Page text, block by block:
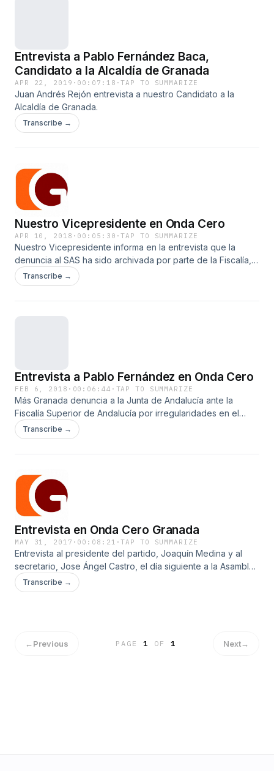
Entrevista a Pablo Fernández Baca,
Candidato a la Alcaldía de Granada
APR 22, 2019 · 00:07:18 ·TAP TO SUMMARIZE
Juan Andrés Rejón entrevista a nuestro Candidato a la
Alcaldía de Granada.
Transcribe →
Nuestro Vicepresidente en Onda Cero
APR 10, 2018 · 00:05:30 ·TAP TO SUMMARIZE
Nuestro Vicepresidente informa en la entrevista que la
denuncia al SAS ha sido archivada por parte de la Fiscalía,
sin embargo vamos a reiterar la denuncia en los juzgados
de las 8 provincias de la autonomía. www.masgranada.es
Transcribe →
Entrevista a Pablo Fernández en Onda Cero
FEB 6, 2018 · 00:06:44 · TAP TO SUMMARIZE
Más Granada denuncia a la Junta de Andalucía ante la
Fiscalía Superior de Andalucía por irregularidades en el
SAS, pudiendo haber incurrido en prevaricación,
malversación e intrusismo laboral. Nuestro Vicepresidente
Transcribe →
Entrevista en Onda Cero Granada
MAY 31, 2017 · 00:08:21 ·TAP TO SUMMARIZE
Entrevista al presidente del partido, Joaquín Medina y al
secretario, Jose Ángel Castro, el día siguiente a la Asamblea
del partido en la que fueron elegidos en esos cargos. En
esta entrevista explican en líneas generales qué van a
Transcribe →
←Previous PAGE1 OF 1 Next→